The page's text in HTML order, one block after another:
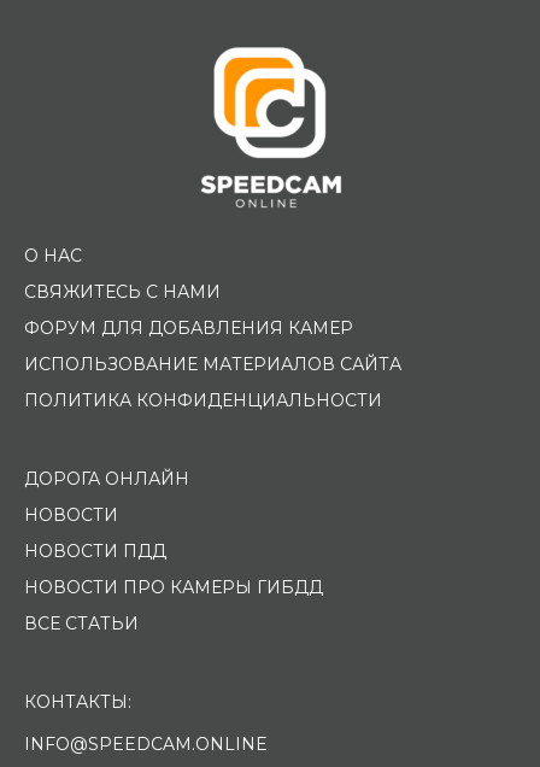
О НАС
СВЯЖИТЕСЬ С НАМИ
ФОРУМ ДЛЯ ДОБАВЛЕНИЯ КАМЕР
ИСПОЛЬЗОВАНИЕ МАТЕРИАЛОВ САЙТА
ПОЛИТИКА КОНФИДЕНЦИАЛЬНОСТИ
ДОРОГА ОНЛАЙН
НОВОСТИ
НОВОСТИ ПДД
НОВОСТИ ПРО КАМЕРЫ ГИБДД
ВСЕ СТАТЬИ
КОНТАКТЫ:
INFO@SPEEDCAM.ONLINE